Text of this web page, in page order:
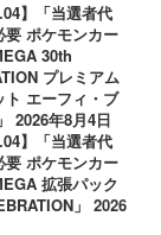
】「当選者代
要 ポケモンカー
30th
プレミアム
ト エーフィ・ブ
2026年8月4日
】「当選者代
要 ポケモンカー
拡張パック
」 2026